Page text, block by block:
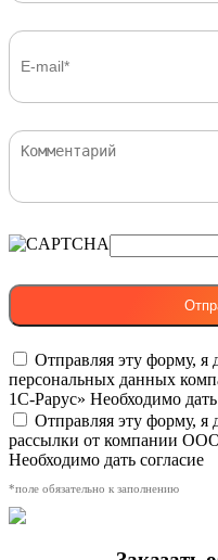
Отправляя эту форму, я
персональных данных
1С-Рарус» Необходимо дать
Отправляя эту форму, я
рассылки от компании
Необходимо дать согласие
*поле обязательно к заполнению